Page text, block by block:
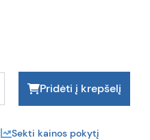
Pridėti į krepšelį
Sekti kainos pokytį